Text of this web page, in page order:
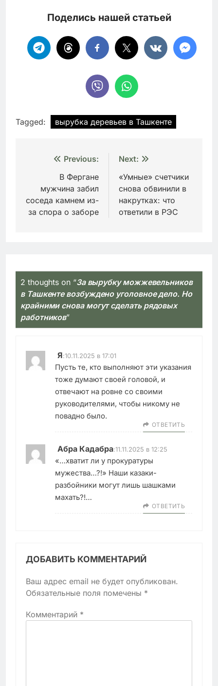
Поделись нашей статьей
Tagged: вырубка деревьев в Ташкенте
Навигация
записям
Previous:
В Фергане
мужчина забил
соседа камнем из-
за спора о заборе
Next:
«Умные» счетчики
снова обвинили в
накрутках: что
ответили в РЭС
2 thoughts on “За вырубку можжевельников
в Ташкенте возбуждено уголовное дело. Но
крайними снова могут сделать рядовых
работников”
Я:10.11.2025 в 17:01
Пусть те, кто выполняют эти указания
тоже думают своей головой, и
отвечают на ровне со своими
руководителями, чтобы никому не
повадно было.
ОТВЕТИТЬ
Абра Кадабра:11.11.2025 в 12:25
«…хватит ли у прокуратуры
мужества…?!» Наши казаки-
разбойники могут лишь шашками
махать?!…
ОТВЕТИТЬ
ДОБАВИТЬ КОММЕНТАРИЙ
Ваш адрес email не будет опубликован.
Обязательные поля помечены *
Комментарий *